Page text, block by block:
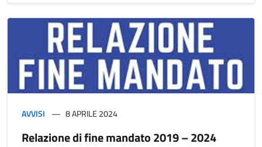
AVVISI 8 APRILE 2024
Relazione di fine mandato 2019 – 2024